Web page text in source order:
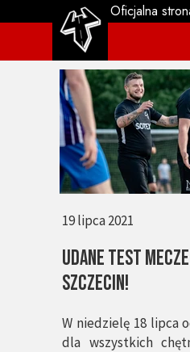
W niedzielę 18 lipca
dla wszystkich
udane test
szczecin!
19 lipca 2021
Oficjalna